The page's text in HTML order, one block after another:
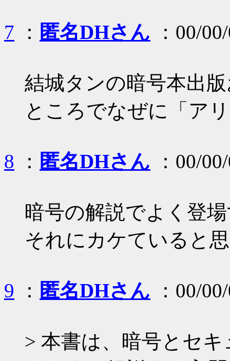
7 ： 匿名DHさん ：00/
結城タンの暗号本出
ところでなぜに「ア
8 ： 匿名DHさん ：00/
暗号の解説でよく登
それにカケていると
9 ： 匿名DHさん ：00/
> 本書は、暗号とセ